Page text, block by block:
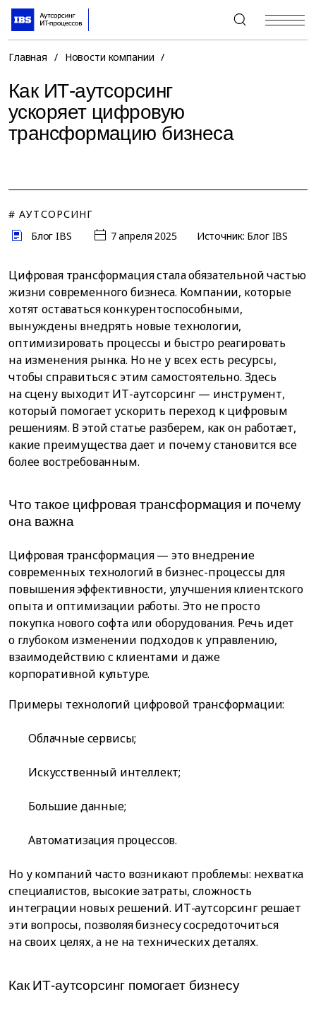
+7 (495) 967-80-80
Главная / Новости компании /
Как ИТ-аутсорсинг
ускоряет цифровую
трансформацию бизнеса
# АУТСОРСИНГ
Блог IBS
7 апреля 2025 Источник: Блог IBS
Цифровая трансформация стала обязательной частью
жизни современного бизнеса. Компании, которые
хотят оставаться конкурентоспособными,
вынуждены внедрять новые технологии,
оптимизировать процессы и быстро реагировать
на изменения рынка. Но не у всех есть ресурсы,
чтобы справиться с этим самостоятельно. Здесь
на сцену выходит ИТ-аутсорсинг — инструмент,
который помогает ускорить переход к цифровым
решениям. В этой статье разберем, как он работает,
какие преимущества дает и почему становится все
более востребованным.
Что такое цифровая трансформация и почему
она важна
Цифровая трансформация — это внедрение
современных технологий в бизнес-процессы для
повышения эффективности, улучшения клиентского
опыта и оптимизации работы. Это не просто
покупка нового софта или оборудования. Речь идет
о глубоком изменении подходов к управлению,
взаимодействию с клиентами и даже
корпоративной культуре.
Примеры технологий цифровой трансформации:
Облачные сервисы;
Искусственный интеллект;
Большие данные;
Автоматизация процессов.
Но у компаний часто возникают проблемы: нехватка
специалистов, высокие затраты, сложность
интеграции новых решений. ИТ-аутсорсинг решает
эти вопросы, позволяя бизнесу сосредоточиться
на своих целях, а не на технических деталях.
Как ИТ-аутсорсинг помогает бизнесу